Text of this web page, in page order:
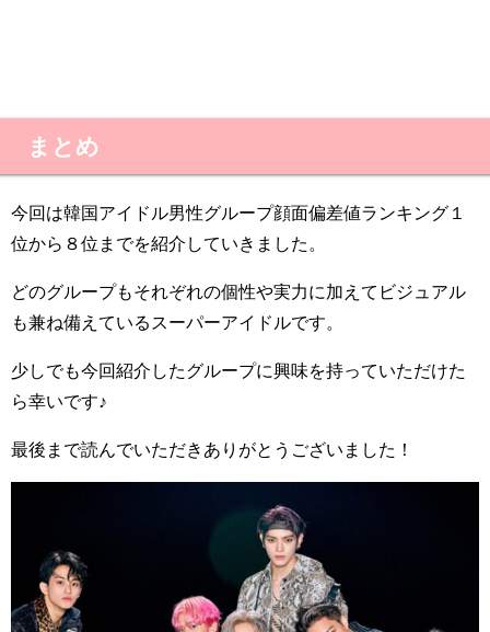
まとめ
今回は韓国アイドル男性グループ顔面偏差値ランキング１
位から８位までを紹介していきました。
どのグループもそれぞれの個性や実力に加えてビジュアル
も兼ね備えているスーパーアイドルです。
少しでも今回紹介したグループに興味を持っていただけた
ら幸いです♪
最後まで読んでいただきありがとうございました！